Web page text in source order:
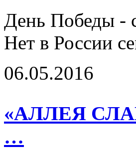
День Победы -
Нет в России
06.05.2016
«АЛЛЕЯ
…